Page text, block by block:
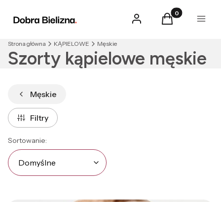
Zaloguj sięProdukty w
Koszyk Menu
Strona główna KĄPIELOWE Męskie
Szorty kąpielowe męskie
Męskie
Filtry
Lista produktów
Sortowanie:
Domyślne